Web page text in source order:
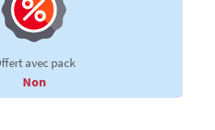
avec pack
Non